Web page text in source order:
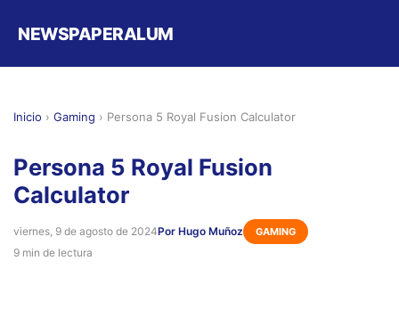
NEWSPAPERALUM
Inicio › Gaming › Persona 5 Royal Fusion Calculator
Persona 5 Royal Fusion
Calculator
viernes, 9 de agosto de 2024Por Hugo Muñoz GAMING
9 min de lectura